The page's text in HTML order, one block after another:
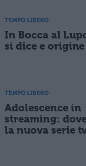
TEMPO LIBERO
In Bocca al
si dice e origine
TEMPO LIBERO
Adolescence in
streaming:
la nuova serie